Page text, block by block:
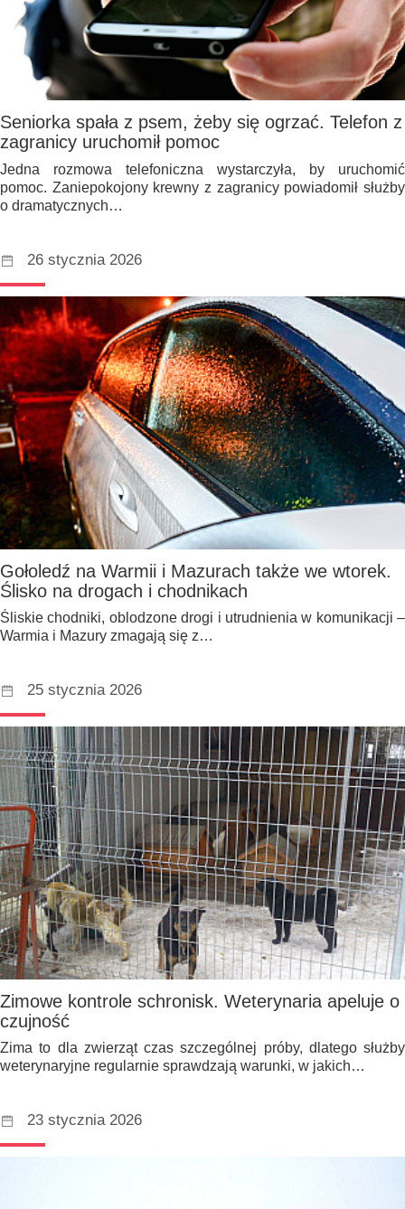
Seniorka spała z psem, żeby się ogrzać. Telefon z
zagranicy uruchomił pomoc
Jedna rozmowa telefoniczna wystarczyła, by uruchomić
pomoc. Zaniepokojony krewny z zagranicy powiadomił służby
o dramatycznych…
26 stycznia 2026
Gołoledź na Warmii i Mazurach także we wtorek.
Ślisko na drogach i chodnikach
Śliskie chodniki, oblodzone drogi i utrudnienia w komunikacji –
Warmia i Mazury zmagają się z…
25 stycznia 2026
Zimowe kontrole schronisk. Weterynaria apeluje o
czujność
Zima to dla zwierząt czas szczególnej próby, dlatego służby
weterynaryjne regularnie sprawdzają warunki, w jakich…
23 stycznia 2026